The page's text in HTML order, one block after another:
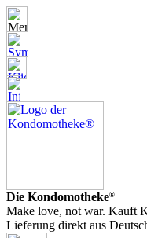
Die Kondomotheke®
Make love, not war. Kauft
Lieferung direkt aus